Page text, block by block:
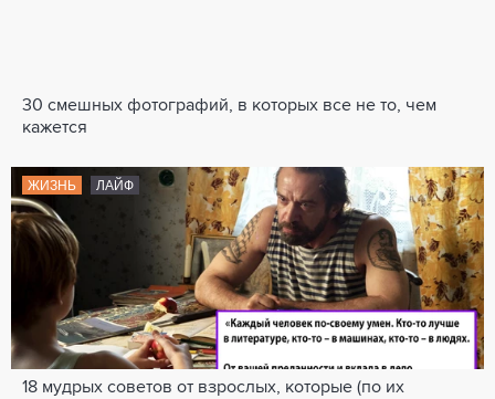
30 смешных фотографий, в которых все не то, чем
кажется
ЖИЗНЬ ЛАЙФ
18 мудрых советов от взрослых, которые (по их